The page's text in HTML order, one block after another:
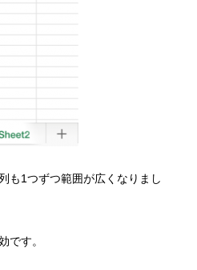
も1つずつ範囲が広くなりまし
です。